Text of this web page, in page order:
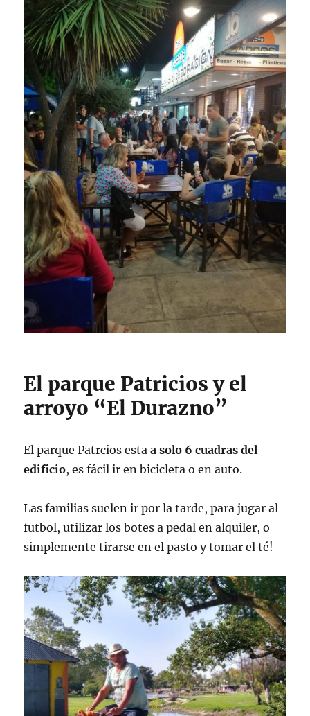
El parque Patricios y el
arroyo “El Durazno”
El parque Patrcios estaa solo 6 cuadras del
edificio, es fácil ir en bicicleta o en auto.
Las familias suelen ir por la tarde, para jugar al
futbol, utilizar los botes a pedal en alquiler, o
simplemente tirarse en el pasto y tomar el té!